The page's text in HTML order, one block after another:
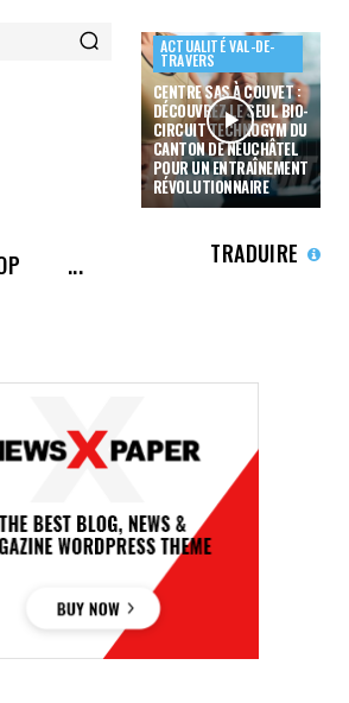
ACTUALITÉ VAL-DE-
TRAVERS
CENTRE SAS À COUVET :
DÉCOUVREZ LE SEUL BIO-
CIRCUIT TECHNOGYM DU
CANTON DE NEUCHÂTEL
POUR UN ENTRAÎNEMENT
RÉVOLUTIONNAIRE
... TRADUIRE